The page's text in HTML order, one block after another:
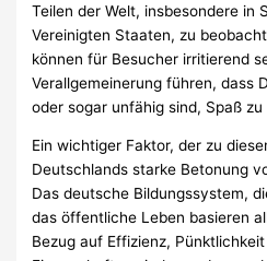
Teilen der Welt, insbesondere in
Vereinigten Staaten, zu
können für Besucher irritierend
Verallgemeinerung führen, dass
oder sogar unfähig sind, Spaß zu
Ein wichtiger Faktor, der zu
Deutschlands starke Betonung
Das deutsche Bildungssystem,
das öffentliche Leben basieren
Bezug auf Effizienz,